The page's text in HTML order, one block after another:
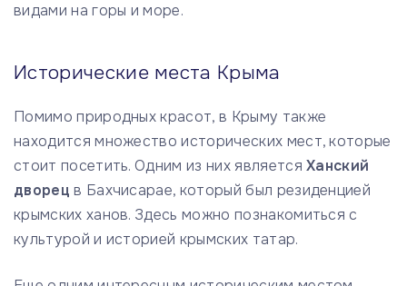
видами на горы и море.
Исторические места Крыма
Помимо природных красот, в Крыму также
находится множество исторических мест, которые
стоит посетить. Одним из них являетсяХанский
дворец в Бахчисарае, который был резиденцией
крымских ханов. Здесь можно познакомиться с
культурой и историей крымских татар.